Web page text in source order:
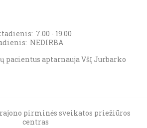
7.00 - 19.00
NEDIRBA
pacientus aptarnauja VšĮ Jurbarko
pirminės sveikatos priežiūros
centras